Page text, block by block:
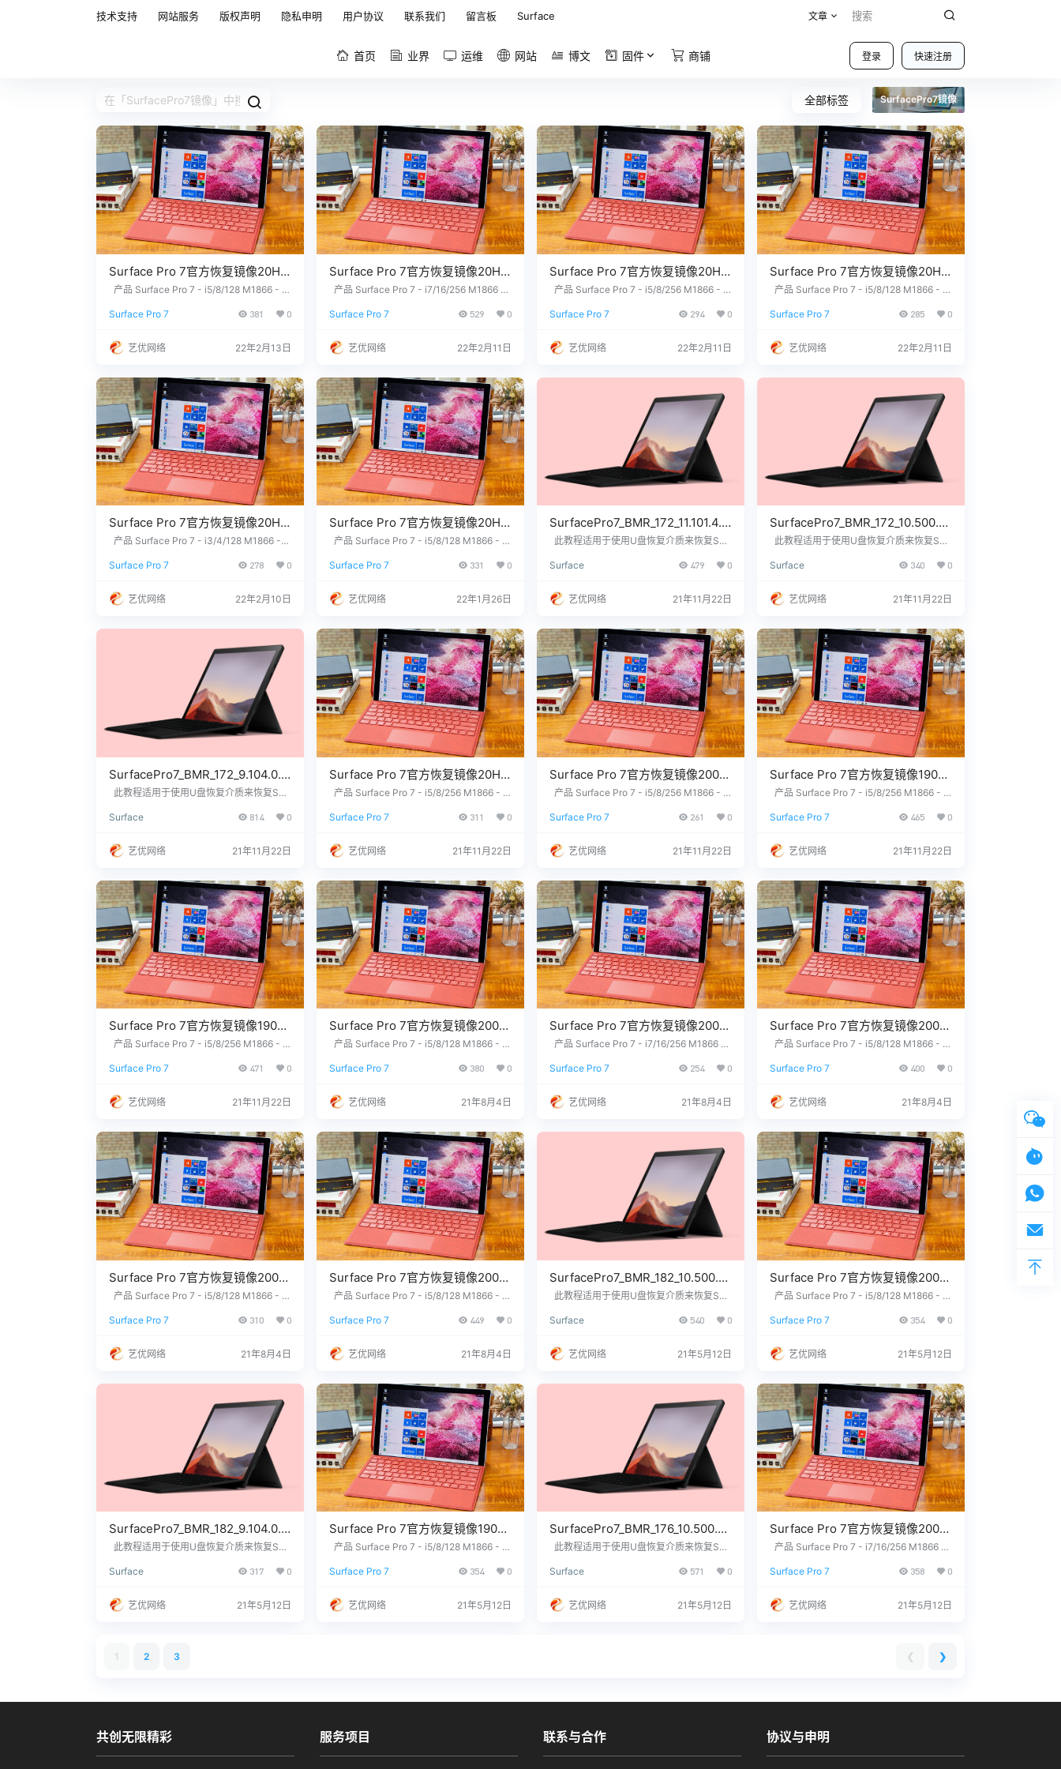
技术支持 网站服务 版权声明 隐私申明 用户协议 联系我们 留言板 Surface 文章
登录 快速注册
首页 业界 运维 网站 博文 固件 商铺
全部标签 SurfacePro7镜像
Surface Pro 7官方恢复镜像20H2
版本
网盘下载
产品 Surface Pro 7 - i5/8/128 M1866 - W
ro 7 - i7/16/256 M1866 - Windows 10 Ho
件？ 请联系我们，提供您设备上的12位产
品序列号，我们为您下载。 QQ/微信：332
Surface Pro 7 381 0
艺优网络 22年2月13日
Surface Pro 7官方恢复镜像20H2
版本
网盘下载
产品 Surface Pro 7 - i7/16/256 M1866 -
您需要的文件？ 请联系我们，提供您设备上
信：3326686660 服务热线：1518765000
7 站长推荐 1. 购买之前请确认平板硬件无
Surface Pro 7 529 0
艺优网络 22年2月11日
Surface Pro 7官方恢复镜像20H2
版本
网盘下载
产品 Surface Pro 7 - i5/8/256 M1866 - W
您需要的文件？ 请联系我们，提供您设备上
信：3326686660 服务热线：1518765000
7 站长推荐 1. 购买之前请确认平板硬件无
Surface Pro 7 294 0
艺优网络 22年2月11日
Surface Pro 7官方恢复镜像20H2
版本
网盘下载
产品 Surface Pro 7 - i5/8/128 M1866 - W
ro 7 - i5/8/256 M1866 - Windows 10 Hom
M1866 - Windows 10 Home Version 20H
2 &nb…
Surface Pro 7 285 0
艺优网络 22年2月11日
Surface Pro 7官方恢复镜像20H2
版本
网盘下载
产品 Surface Pro 7 - i3/4/128 M1866 -
Pro 7 - i5/8/128 M1866 - Windows 10 Ho
6 M1866 - Windows 10 Home Version 20
H2 Surf…
Surface Pro 7 278 0
艺优网络 22年2月10日
Surface Pro 7官方恢复镜像20H2
版本
网盘下载
产品 Surface Pro 7 - i5/8/128 M1866 - W
7 - i5/8/256 M1866 - Windows 10 Pro Ver
66 - Windows 10 Pro Version 20H2 …
Surface Pro 7 331 0
艺优网络 22年1月26日
SurfacePro7_BMR_172_11.101.4.zi
p下载及恢复教程
此教程适用于使用U盘恢复介质来恢复Surf
11.101.4.zip U盘制作流程 大致两个步骤
质来恢复Surface设备Win 10系统SurfaceP
ro7_BMR_172_11.101.4.zip 一、制作U盘恢
Surface 479 0
艺优网络 21年11月22日
SurfacePro7_BMR_172_10.500.0.
zip下载及恢复教程
此教程适用于使用U盘恢复介质来恢复Surf
10.500.0.zip U盘制作流程 大致两个步骤
质来恢复Surface设备Win 10系统SurfaceP
ro7_BMR_172_10.500.0.zip 一、制作U盘
Surface 340 0
艺优网络 21年11月22日
SurfacePro7_BMR_172_9.104.0.zi
p下载及恢复教程
此教程适用于使用U盘恢复介质来恢复Surf
9.104.0.zip U盘制作流程 大致两个步骤
质来恢复Surface设备Win 10系统SurfaceP
ro7_BMR_172_9.104.0.zip 一、制作U盘恢
Surface 814 0
艺优网络 21年11月22日
Surface Pro 7官方恢复镜像20H2
版本
p网盘下载
产品 Surface Pro 7 - i5/8/256 M1866 - W
您需要的文件？ 请联系我们，提供您设备上
信：3326686660 服务热线：1518765000
7 站长推荐 1. 购买之前请确认平板硬件无
Surface Pro 7 311 0
艺优网络 21年11月22日
Surface Pro 7官方恢复镜像2004
版本
zip网盘下载
产品 Surface Pro 7 - i5/8/256 M1866 - W
您需要的文件？ 请联系我们，提供您设备上
信：3326686660 服务热线：1518765000
7 站长推荐 1. 购买之前请确认平板硬件无
Surface Pro 7 261 0
艺优网络 21年11月22日
Surface Pro 7官方恢复镜像1909
版本
p网盘下载
产品 Surface Pro 7 - i5/8/256 M1866 - W
您需要的文件？ 请联系我们，提供您设备上
信：3326686660 服务热线：1518765000
7 站长推荐 1. 购买之前请确认平板硬件无
Surface Pro 7 465 0
艺优网络 21年11月22日
Surface Pro 7官方恢复镜像1903
版本
网盘下载
产品 Surface Pro 7 - i5/8/256 M1866 - W
您需要的文件？ 请联系我们，提供您设备上
信：3326686660 服务热线：1518765000
7 站长推荐 1. 购买之前请确认平板硬件无
Surface Pro 7 471 0
艺优网络 21年11月22日
Surface Pro 7官方恢复镜像2009
版本
p网盘下载
产品 Surface Pro 7 - i5/8/128 M1866 - W
ro 7 - i7/16/256 M1866 - Windows 10 Ho
M1866 - Windows 10 Home Version 20H
2 Sur…
Surface Pro 7 380 0
艺优网络 21年8月4日
Surface Pro 7官方恢复镜像2009
版本
p网盘下载
产品 Surface Pro 7 - i7/16/256 M1866 -
o 7 - i7/16/256 M1866 - Windows 10 Pro
联系我们，提供您设备上的12位产品序列
号，我们为您下载。 QQ/微信：33266866
Surface Pro 7 254 0
艺优网络 21年8月4日
Surface Pro 7官方恢复镜像2009
版本
p网盘下载
产品 Surface Pro 7 - i5/8/128 M1866 - W
7 - i5/8/256 M1866 - Windows 10 Pro Ver
66 - Windows 10 Pro Version 2009 Surfa
c…
Surface Pro 7 400 0
艺优网络 21年8月4日
Surface Pro 7官方恢复镜像2009
版本
p网盘下载
产品 Surface Pro 7 - i5/8/128 M1866 - W
ro 7 - i5/8/256 M1866 - Windows 10 Hom
M1866 - Windows 10 Home Version 2009
Sur…
Surface Pro 7 310 0
艺优网络 21年8月4日
Surface Pro 7官方恢复镜像2009
版本
网盘下载
产品 Surface Pro 7 - i5/8/128 M1866 - W
ro 7 - i5/8/256 M1866 - Windows 10 Hom
M1866 - Windows 10 Home Version 2009
Sur…
Surface Pro 7 449 0
艺优网络 21年8月4日
SurfacePro7_BMR_182_10.500.0.
zip下载及恢复教程
此教程适用于使用U盘恢复介质来恢复Surf
10.500.0.zip U盘制作流程 大致两个步骤
质来恢复Surface设备Win 10系统SurfaceP
ro7_BMR_182_10.500.0.zip 一、制作U盘
Surface 540 0
艺优网络 21年5月12日
Surface Pro 7官方恢复镜像2004
版本
zip网盘下载
产品 Surface Pro 7 - i5/8/128 M1866 - W
ro 7 - i7/16/256 M1866 - Windows 10 Ho
件？ 请联系我们，提供您设备上的12位产
品序列号，我们为您下载。 QQ/微信：332
Surface Pro 7 354 0
艺优网络 21年5月12日
SurfacePro7_BMR_182_9.104.0.zi
p下载及恢复教程
此教程适用于使用U盘恢复介质来恢复Surf
9.104.0.zip U盘制作流程 大致两个步骤
质来恢复Surface设备Win 10系统SurfaceP
ro7_BMR_182_9.104.0.zip 一、制作U盘恢
Surface 317 0
艺优网络 21年5月12日
Surface Pro 7官方恢复镜像1909
版本
p网盘下载
产品 Surface Pro 7 - i5/8/128 M1866 - W
o 7 - i7/16/256 M1866 - Windows 10 Hom
请联系我们，提供您设备上的12位产品序列
号，我们为您下载。 QQ/微信：33266866
Surface Pro 7 354 0
艺优网络 21年5月12日
SurfacePro7_BMR_176_10.500.0.
zip下载及恢复教程
此教程适用于使用U盘恢复介质来恢复Surf
10.500.0.zip U盘制作流程 大致两个步骤
质来恢复Surface设备Win 10系统SurfaceP
ro7_BMR_176_10.500.0.zip 一、制作U盘
Surface 571 0
艺优网络 21年5月12日
Surface Pro 7官方恢复镜像2004
版本
zip网盘下载
产品 Surface Pro 7 - i7/16/256 M1866 -
您需要的文件？ 请联系我们，提供您设备上
信：3326686660 服务热线：1518765000
7 站长推荐 1. 购买之前请确认平板硬件无
Surface Pro 7 358 0
艺优网络 21年5月12日
1 2 3 ❮ ❯
共创无限精彩 服务项目 联系与合作 协议与申明